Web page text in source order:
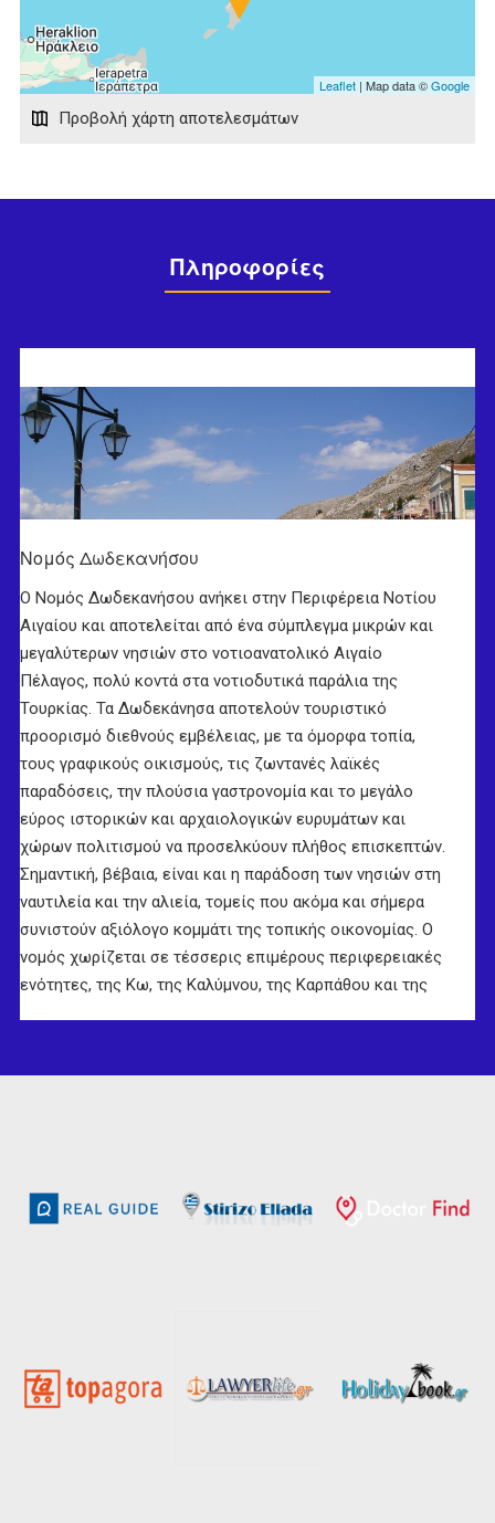
Leaflet | Map data ©Google
Προβολή χάρτη αποτελεσμάτων
Πληροφορίες
Νομός Δωδεκανήσου
Ο Νομός Δωδεκανήσου ανήκει στην Περιφέρεια Νοτίου
Αιγαίου και αποτελείται από ένα σύμπλεγμα μικρών και
μεγαλύτερων νησιών στο νοτιοανατολικό Αιγαίο
Πέλαγος, πολύ κοντά στα νοτιοδυτικά παράλια της
Τουρκίας. Τα Δωδεκάνησα αποτελούν τουριστικό
προορισμό διεθνούς εμβέλειας, με τα όμορφα τοπία,
τους γραφικούς οικισμούς, τις ζωντανές λαϊκές
παραδόσεις, την πλούσια γαστρονομία και το μεγάλο
εύρος ιστορικών και αρχαιολογικών ευρυμάτων και
χώρων πολιτισμού να προσελκύουν πλήθος επισκεπτών.
Σημαντική, βέβαια, είναι και η παράδοση των νησιών στη
ναυτιλεία και την αλιεία, τομείς που ακόμα και σήμερα
συνιστούν αξιόλογο κομμάτι της τοπικής οικονομίας. Ο
νομός χωρίζεται σε τέσσερις επιμέρους περιφερειακές
ενότητες, της Κω, της Καλύμνου, της Καρπάθου και της
ελληνικά νησιά και είχε ήδη από την αρχαιότητα
ιστορία του. Σημείο αναφοράς, η άριστα διατηρημένη
Παλιά (μεσαιωνική) πόλη αποτελεί μνημείο της
δρομάκια, τα μικρά σπίτια και τα εντυπωσιακά ιπποτικά
κτίσματα. Η ακρόπολη της αρχαίας Λίνδου και αυτή της